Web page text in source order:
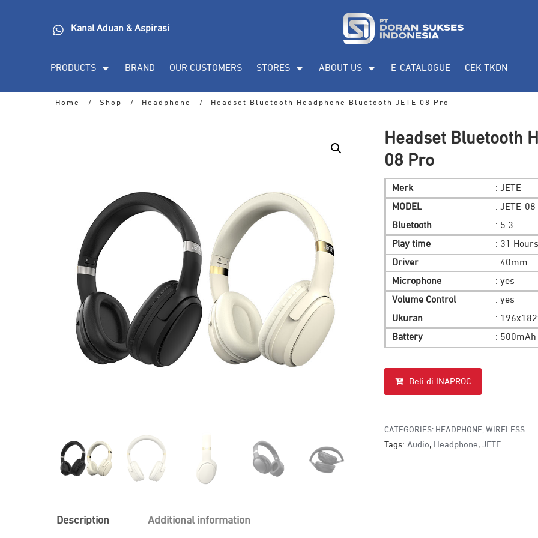
Kanal Aduan & Aspirasi
PRODUCTS BRAND OUR CUSTOMERS STORES ABOUT US E-CATALOGUE CEK TKDN
Home / Shop / Headphone / Headset Bluetooth Headphone Bluetooth JETE 08 Pro
Headset Bluetooth
08 Pro
Merk
: JETE
MODEL
: JETE-08
Bluetooth
: 5.3
Play time
: 31 Hours
Driver
: 40mm
Microphone
: yes
Volume Control
: yes
Ukuran
:
Battery
: 500mAh
Beli di INAPROC
CATEGORIES: HEADPHONE,WIRELESS
Tags:Audio, Headphone,JETE
Description Additional information